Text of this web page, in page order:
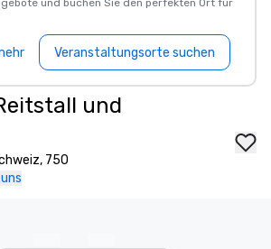
und buchen Sie den perfekten Ort für
Veranstaltungsorte suchen
und
750